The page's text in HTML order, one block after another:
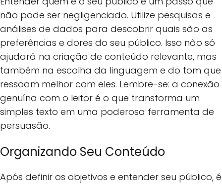
não pode ser negligenciado. Utilize pesquisas e
análises de dados para descobrir quais são as
preferências e dores do seu público. Isso não só
ajudará na criação de conteúdo relevante, mas
também na escolha da linguagem e do tom que
ressoam melhor com eles. Lembre-se: a conexão
genuína com o leitor é o que transforma um
simples texto em uma poderosa ferramenta de
persuasão.
Organizando Seu Conteúdo
Após definir os objetivos e entender seu público, é